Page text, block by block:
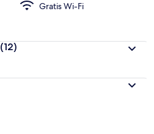
Gratis Wi-Fi
(12)